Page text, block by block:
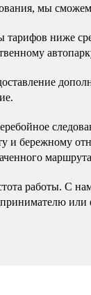
мы сможем
тарифов ниже
и бережному
работы. С
или